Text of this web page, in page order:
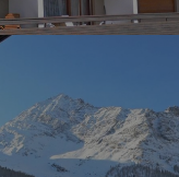
que o nosso Seeker